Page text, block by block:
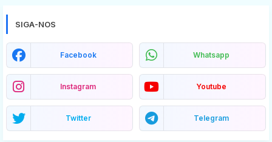
SIGA-NOS
Facebook Whatsapp
Instagram Youtube
Twitter Telegram